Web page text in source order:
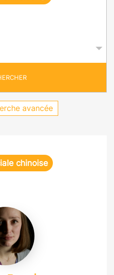
avancée
chinoise
Camille
Brugier